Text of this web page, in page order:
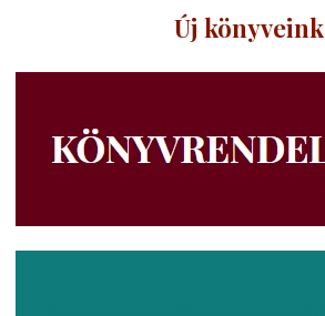
Új könyveink